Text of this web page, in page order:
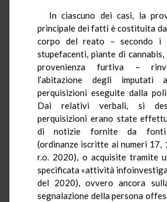
In ciascuno dei casi, la
principale dei fatti è costituita
corpo del reato – secondo i
stupefacenti, piante di
provenienza furtiva –
l’abitazione degli
perquisizioni eseguite dalla
Dai relativi verbali, si
perquisizioni erano state
di notizie fornite da fonti
(ordinanze iscritte ai numeri 17,
r.o. 2020), o acquisite tramite
specificata «attività
del 2020), ovvero ancora
segnalazione della persona